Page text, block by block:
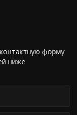
форму
ниже